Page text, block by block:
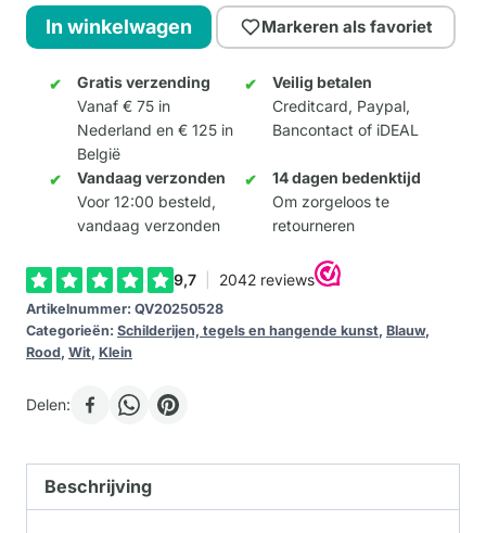
Mini
Schilderij
"Sterrenvast"
aantal
In winkelwagen Markeren als favoriet
Gratis verzending
Vanaf € 75 in
Nederland en € 125 in
België
Veilig betalen
Creditcard, Paypal,
Bancontact of iDEAL
Vandaag verzonden
Voor 12:00 besteld,
vandaag verzonden
14 dagen bedenktijd
Om zorgeloos te
retourneren
Artikelnummer: QV20250528
Categorieën: Schilderijen, tegels en hangende kunst, Blauw,
Rood, Wit, Klein
Delen:
Beschrijving